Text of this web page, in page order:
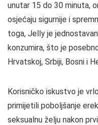
unutar 15 do 30 minuta,
osjećaju sigurnije i
toga, Jelly je
konzumira, što je
Hrvatskoj, Srbiji, Bosni i
Korisničko iskustvo je
primijetili poboljšanje
seksualnu želju nakon